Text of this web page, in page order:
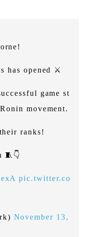
has opened ⚔️
game st
movement.
ranks!
🧵👇
pic.twitter.co
November 13,